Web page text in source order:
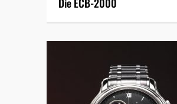
Die ECB-2000